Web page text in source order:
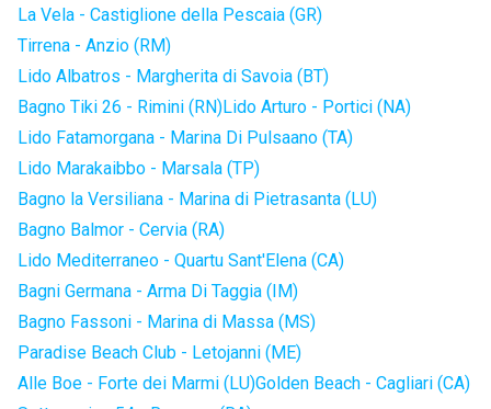
La Vela - Castiglione della Pescaia (GR)
Tirrena - Anzio (RM)
Lido Albatros - Margherita di Savoia (BT)
Bagno Tiki 26 - Rimini (RN)Lido Arturo - Portici (NA)
Lido Fatamorgana - Marina Di Pulsaano (TA)
Lido Marakaibbo - Marsala (TP)
Bagno la Versiliana - Marina di Pietrasanta (LU)
Bagno Balmor - Cervia (RA)
Lido Mediterraneo - Quartu Sant'Elena (CA)
Bagni Germana - Arma Di Taggia (IM)
Bagno Fassoni - Marina di Massa (MS)
Paradise Beach Club - Letojanni (ME)
Alle Boe - Forte dei Marmi (LU)Golden Beach - Cagliari (CA)